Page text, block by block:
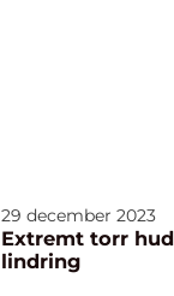
29 december 2023
Extremt torr
lindring